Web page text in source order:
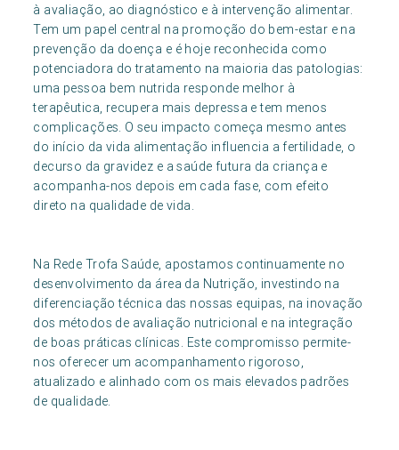
à avaliação, ao diagnóstico e à intervenção alimentar.
Tem um papel central na promoção do bem-estar e na
prevenção da doença e é hoje reconhecida como
potenciadora do tratamento na maioria das patologias:
uma pessoa bem nutrida responde melhor à
terapêutica, recupera mais depressa e tem menos
complicações. O seu impacto começa mesmo antes
do início da vida alimentação influencia a fertilidade, o
decurso da gravidez e a saúde futura da criança e
acompanha-nos depois em cada fase, com efeito
direto na qualidade de vida.
Na Rede Trofa Saúde, apostamos continuamente no
desenvolvimento da área da Nutrição, investindo na
diferenciação técnica das nossas equipas, na inovação
dos métodos de avaliação nutricional e na integração
de boas práticas clínicas. Este compromisso permite-
nos oferecer um acompanhamento rigoroso,
atualizado e alinhado com os mais elevados padrões
de qualidade.